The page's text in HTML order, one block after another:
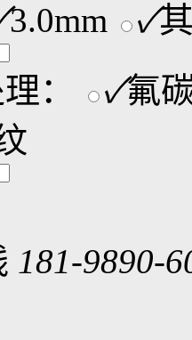
3.0mm ✓
： ✓氟
181-9890-